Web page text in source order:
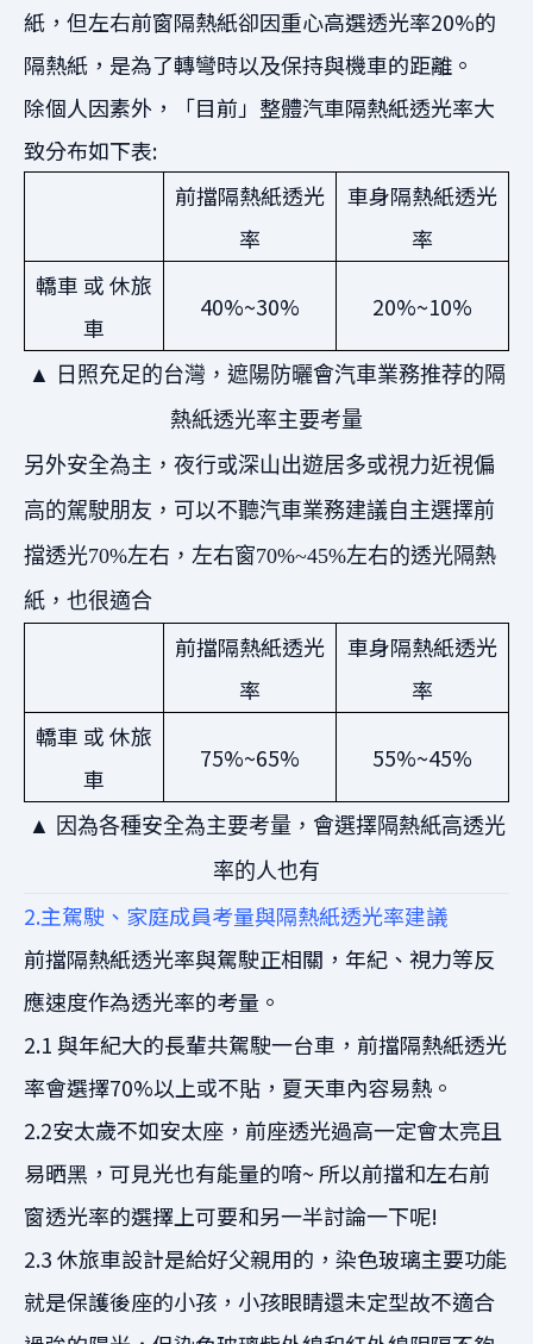
紙，但左右前窗隔熱紙卻因重心高選透光率20%的
隔熱紙，是為了轉彎時以及保持與機車的距離。
除個人因素外，「目前」整體汽車隔熱紙透光率大
致分布如下表:
前擋隔熱紙透光
率
車身隔熱紙透光
率
轎車 或 休旅
車
40%~30% 20%~10%
▲ 日照充足的台灣，遮陽防曬會汽車業務推荐的隔
熱紙透光率主要考量
另外安全為主，夜行或深山出遊居多或視力近視偏
高的駕駛朋友，可以不聽汽車業務建議自主選擇前
擋透光70%左右，左右窗70%~45%左右的透光隔熱
紙，也很適合
前擋隔熱紙透光
率
車身隔熱紙透光
率
轎車 或 休旅
車
75%~65% 55%~45%
▲ 因為各種安全為主要考量，會選擇隔熱紙高透光
率的人也有
2.主駕駛、家庭成員考量與隔熱紙透光率建議
前擋隔熱紙透光率與駕駛正相關，年紀、視力等反
應速度作為透光率的考量。
2.1 與年紀大的長輩共駕駛一台車，前擋隔熱紙透光
率會選擇70%以上或不貼，夏天車內容易熱。
2.2安太歲不如安太座，前座透光過高一定會太亮且
易晒黑，可見光也有能量的唷~ 所以前擋和左右前
窗透光率的選擇上可要和另一半討論一下呢!
2.3 休旅車設計是給好父親用的，染色玻璃主要功能
就是保護後座的小孩，小孩眼睛還未定型故不適合